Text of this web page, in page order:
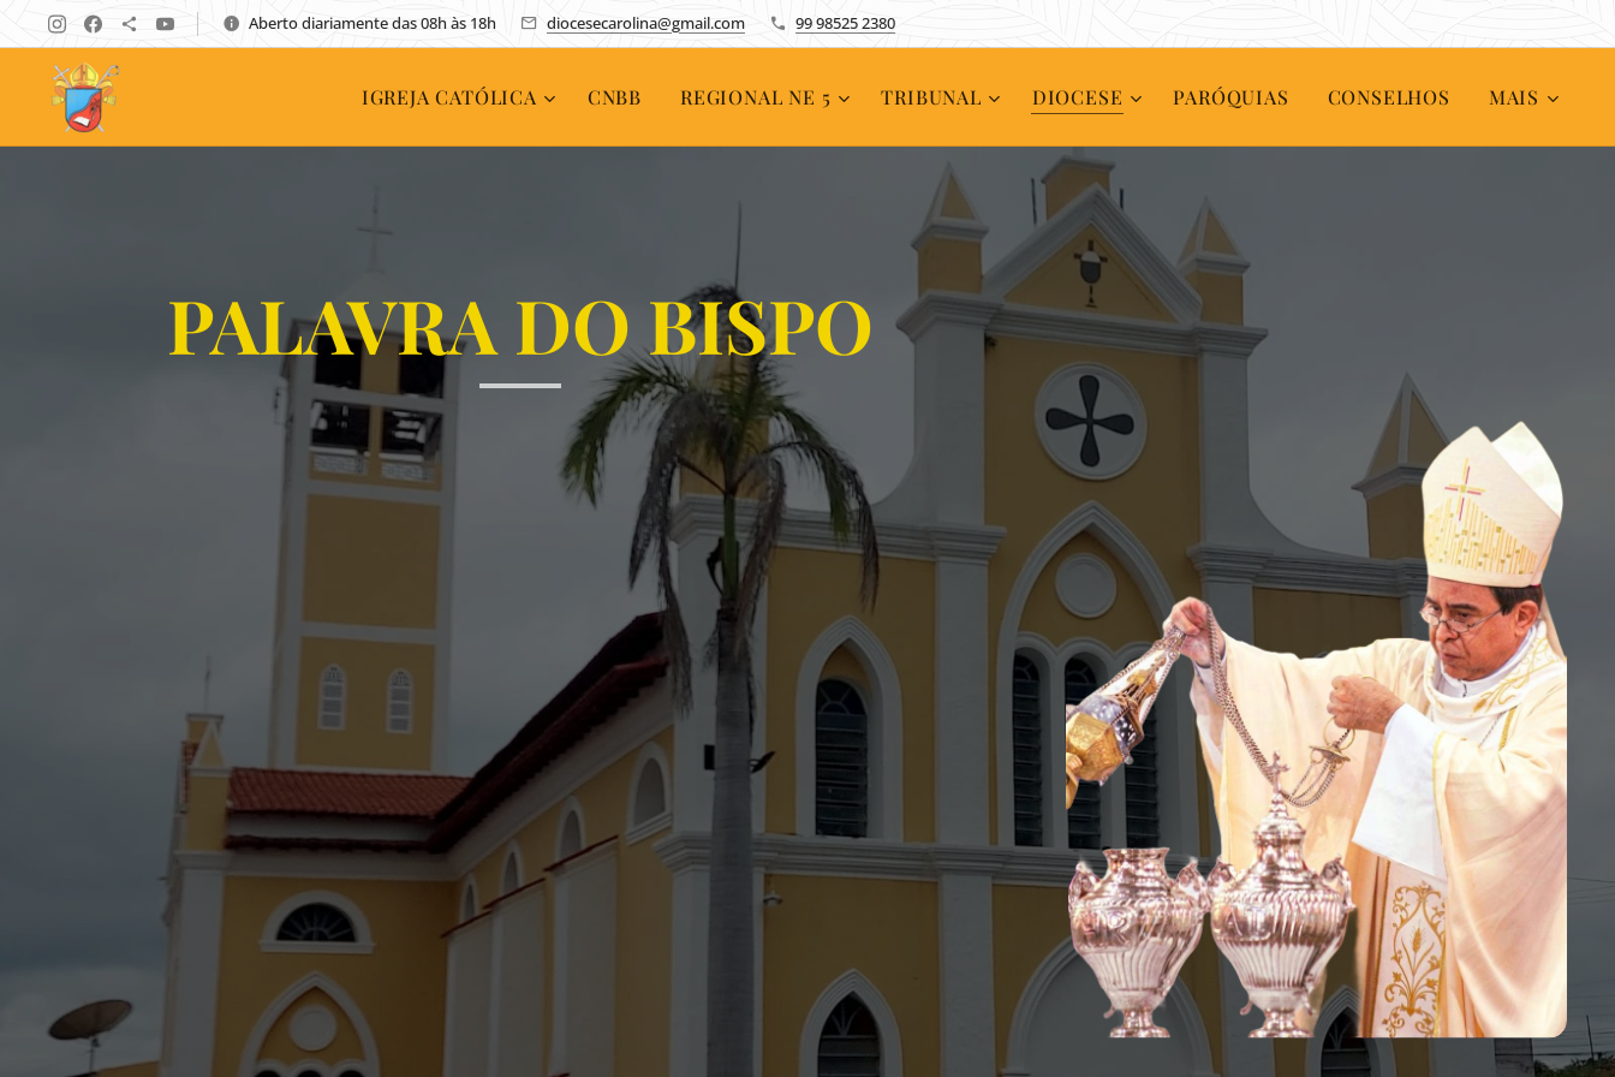
Aberto diariamente das 08h às 18h diocesecarolina@gmail.com 99 98525 2380
IGREJA CATÓLICA CNBB REGIONAL NE 5 TRIBUNAL DIOCESE PARÓQUIAS CONSELHOS MAIS
PALAVRA DO BISPO